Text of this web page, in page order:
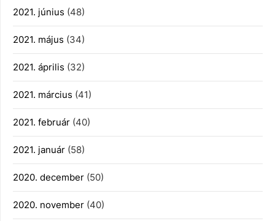
2021. június (48)
2021. május (34)
2021. április (32)
2021. március (41)
2021. február (40)
2021. január (58)
2020. december (50)
2020. november (40)